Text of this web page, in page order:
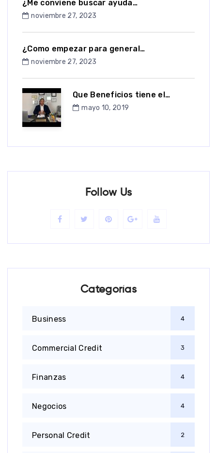
¿Me conviene buscar ayuda…
noviembre 27, 2023
¿Como empezar para general…
noviembre 27, 2023
Que Beneficios tiene el…
mayo 10, 2019
Follow Us
Categorías
Business 4
Commercial Credit 3
Finanzas 4
Negocios 4
Personal Credit 2